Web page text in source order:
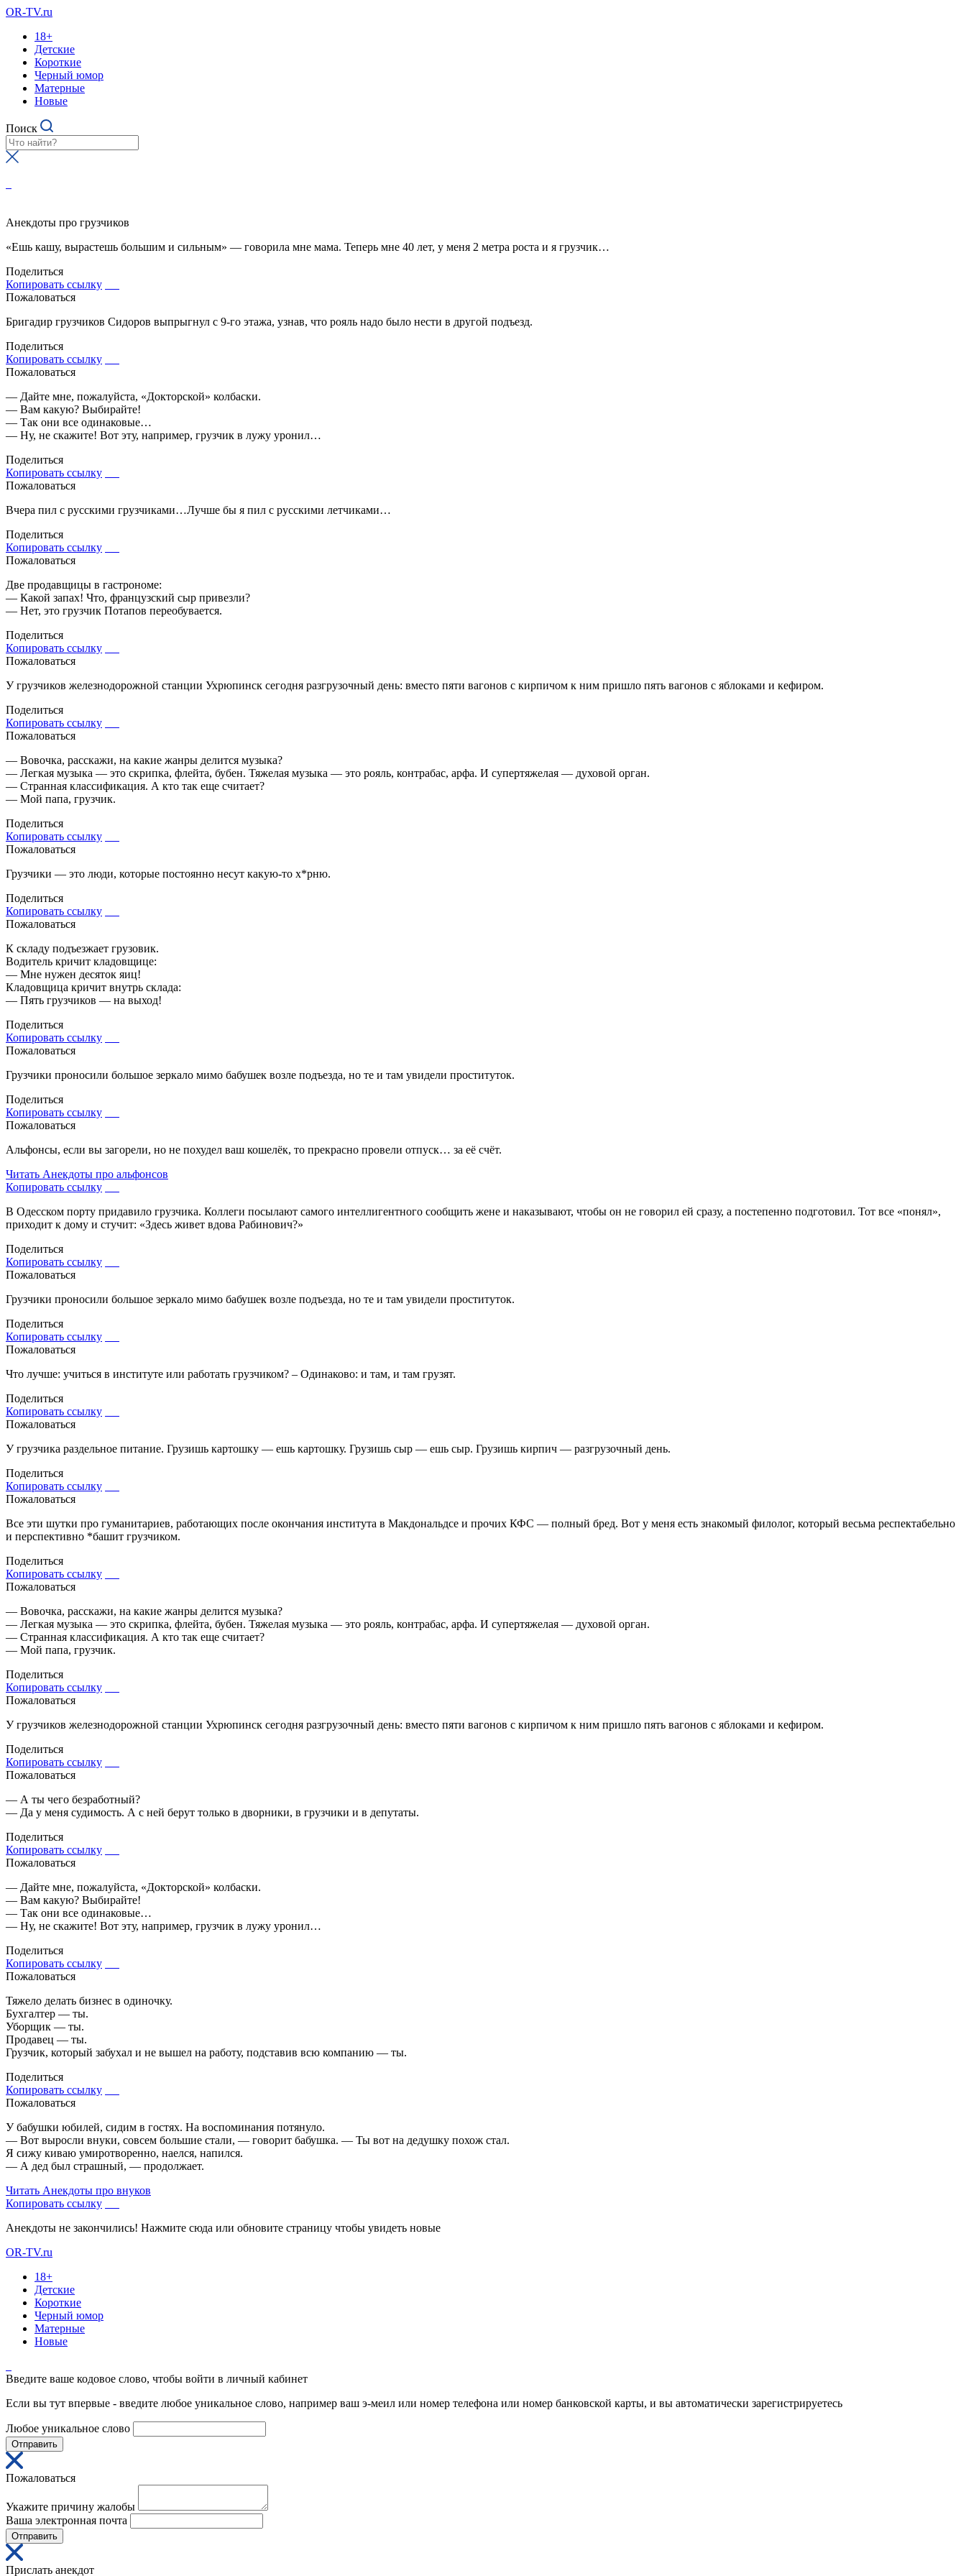
OR-TV.ru
18+
Детские
Короткие
Черный юмор
Матерные
Новые
Поиск
Анекдоты про грузчиков
«Ешь кашу, вырастешь большим и сильным» — говорила мне мама. Теперь мне 40 лет, у меня 2 метра роста и я грузчик…
Поделиться
Копировать ссылку
Пожаловаться
Бригадир грузчиков Сидоров выпрыгнул с 9-го этажа, узнав, что рояль надо было нести в другой подъезд.
Поделиться
Копировать ссылку
Пожаловаться
— Дайте мне, пожалуйста, «Докторской» колбаски.
— Вам какую? Выбирайте!
— Так они все одинаковые…
— Ну, не скажите! Вот эту, например, грузчик в лужу уронил…
Поделиться
Копировать ссылку
Пожаловаться
Вчера пил с русскими грузчиками…Лучше бы я пил с русскими летчиками…
Поделиться
Копировать ссылку
Пожаловаться
Две продавщицы в гастрономе:
— Какой запах! Что, французский сыр привезли?
— Нет, это грузчик Потапов переобувается.
Поделиться
Копировать ссылку
Пожаловаться
У грузчиков железнодорожной станции Ухрюпинск сегодня разгрузочный день: вместо пяти вагонов с кирпичом к ним пришло пять вагонов с яблоками и кефиром.
Поделиться
Копировать ссылку
Пожаловаться
— Вовочка, расскажи, на какие жанры делится музыка?
— Легкая музыка — это скрипка, флейта, бубен. Тяжелая музыка — это рояль, контрабас, арфа. И супертяжелая — духовой орган.
— Странная классификация. А кто так еще считает?
— Мой папа, грузчик.
Поделиться
Копировать ссылку
Пожаловаться
Грузчики — это люди, которые постоянно несут какую-то х*рню.
Поделиться
Копировать ссылку
Пожаловаться
К складу подъезжает грузовик.
Водитель кричит кладовщице:
— Мне нужен десяток яиц!
Кладовщица кричит внутрь склада:
— Пять грузчиков — на выход!
Поделиться
Копировать ссылку
Пожаловаться
Грузчики проносили большое зеркало мимо бабушек возле подъезда, но те и там увидели проституток.
Поделиться
Копировать ссылку
Пожаловаться
Альфонсы, если вы загорели, но не похудел ваш кошелёк, то прекрасно провели отпуск… за её счёт.
Читать Анекдоты про альфонсов
Копировать ссылку
В Одесском порту придавило грузчика. Коллеги посылают самого интеллигентного сообщить жене и наказывают, чтобы он не говорил ей сразу, а постепенно подготовил. Тот все «понял»,
приходит к дому и стучит: «Здесь живет вдова Рабинович?»
Поделиться
Копировать ссылку
Пожаловаться
Грузчики проносили большое зеркало мимо бабушек возле подъезда, но те и там увидели проституток.
Поделиться
Копировать ссылку
Пожаловаться
Что лучше: учиться в институте или работать грузчиком? – Одинаково: и там, и там грузят.
Поделиться
Копировать ссылку
Пожаловаться
У грузчика раздельное питание. Грузишь картошку — ешь картошку. Грузишь сыр — ешь сыр. Грузишь кирпич — разгрузочный день.
Поделиться
Копировать ссылку
Пожаловаться
Все эти шутки про гуманитариев, работающих после окончания института в Макдональдсе и прочих КФС — полный бред. Вот у меня есть знакомый филолог, который весьма респектабельно
и перспективно *башит грузчиком.
Поделиться
Копировать ссылку
Пожаловаться
— Вовочка, расскажи, на какие жанры делится музыка?
— Легкая музыка — это скрипка, флейта, бубен. Тяжелая музыка — это рояль, контрабас, арфа. И супертяжелая — духовой орган.
— Странная классификация. А кто так еще считает?
— Мой папа, грузчик.
Поделиться
Копировать ссылку
Пожаловаться
У грузчиков железнодорожной станции Ухрюпинск сегодня разгрузочный день: вместо пяти вагонов с кирпичом к ним пришло пять вагонов с яблоками и кефиром.
Поделиться
Копировать ссылку
Пожаловаться
— А ты чего безработный?
— Да у меня судимость. А с ней берут только в дворники, в грузчики и в депутаты.
Поделиться
Копировать ссылку
Пожаловаться
— Дайте мне, пожалуйста, «Докторской» колбаски.
— Вам какую? Выбирайте!
— Так они все одинаковые…
— Ну, не скажите! Вот эту, например, грузчик в лужу уронил…
Поделиться
Копировать ссылку
Пожаловаться
Тяжело делать бизнес в одиночку.
Бухгалтер — ты.
Уборщик — ты.
Продавец — ты.
Грузчик, который забухал и не вышел на работу, подставив всю компанию — ты.
Поделиться
Копировать ссылку
Пожаловаться
У бабушки юбилей, сидим в гостях. На воспоминания потянуло.
— Вот выросли внуки, совсем большие стали, — говорит бабушка. — Ты вот на дедушку похож стал.
Я сижу киваю умиротворенно, наелся, напился.
— А дед был страшный, — продолжает.
Читать Анекдоты про внуков
Копировать ссылку
Анекдоты не закончились! Нажмите сюда или обновите страницу чтобы увидеть новые
OR-TV.ru
18+
Детские
Короткие
Черный юмор
Матерные
Новые
Введите ваше кодовое слово, чтобы войти в личный кабинет
Если вы тут впервые - введите любое уникальное слово, например ваш э-меил или номер телефона или номер банковской карты, и вы автоматически зарегистрируетесь
Любое уникальное слово
Отправить
Пожаловаться
Укажите причину жалобы
Ваша электронная почта
Отправить
Прислать анекдот